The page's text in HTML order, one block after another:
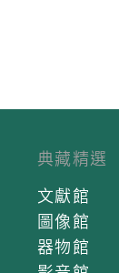
典藏精選
文獻館
圖像館
器物館